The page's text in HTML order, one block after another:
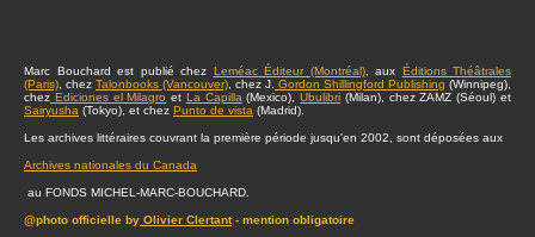
Marc Bouchard est publié chez Leméac Éditeur (Montréal), aux Éditions Théâtrales
(Paris) , chez Talonbooks (Vancouver) , chez J. Gordon Shillingford Publishing (Winnipeg),
chez Ediciones el Milagro et La Capilla (Mexico),Ubulibri (Milan), chez ZAMZ (Séoul) et
Sairyusha (Tokyo), et chez Punto de vista (Madrid).
Les archives littéraires couvrant la première période jusqu'en 2002, sont déposées aux
Archives nationales du Canada
au FONDS MICHEL-MARC-BOUCHARD.
@photo officielle by Olivier Clertant- mention obligatoire